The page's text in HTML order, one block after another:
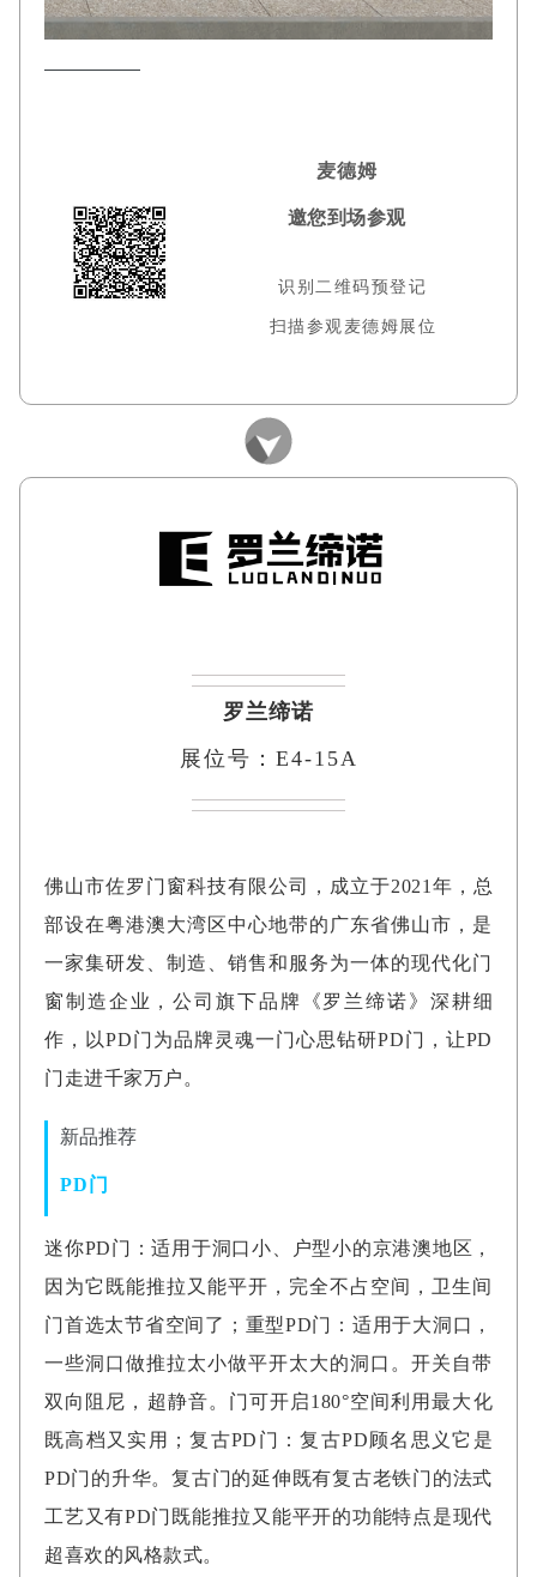
麦德姆
邀您到场参观
识别二维码预登记
扫描参观麦德姆展位
罗兰缔诺
展位号：E4-15A
佛山市佐罗门窗科技有限公司，成立于2021年，总
部设在粤港澳大湾区中心地带的广东省佛山市，是
一家集研发、制造、销售和服务为一体的现代化门
窗制造企业，公司旗下品牌《罗兰缔诺》深耕细
作，以PD门为品牌灵魂一门心思钻研PD门，让PD
门走进千家万户。
新品推荐
PD门
迷你PD门：适用于洞口小、户型小的京港澳地区，
因为它既能推拉又能平开，完全不占空间，卫生间
门首选太节省空间了；重型PD门：适用于大洞口，
一些洞口做推拉太小做平开太大的洞口。开关自带
双向阻尼，超静音。门可开启180°空间利用最大化
既高档又实用；复古PD门：复古PD顾名思义它是
PD门的升华。复古门的延伸既有复古老铁门的法式
工艺又有PD门既能推拉又能平开的功能特点是现代
超喜欢的风格款式。